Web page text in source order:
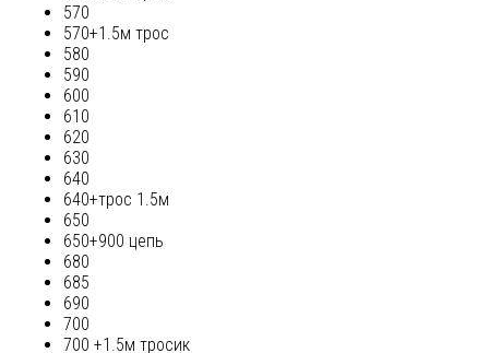
570
570+1.5м трос
580
590
600
610
620
630
640
640+трос 1.5м
650
650+900 цепь
680
685
690
700
700 +1.5м тросик